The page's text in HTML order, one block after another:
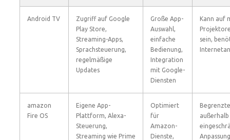
Android TV
Zugriff auf Google
Play Store,
Streaming-Apps,
Sprachsteuerung,
regelmäßige
Updates
Große App-
Auswahl,
einfache
Bedienung,
Integration
mit Google-
Diensten
Kann auf
sein,
amazon
Fire OS
Eigene App-
Plattform, Alexa-
Steuerung,
Streaming wie Prime
Optimiert
für
Amazon-
Dienste,